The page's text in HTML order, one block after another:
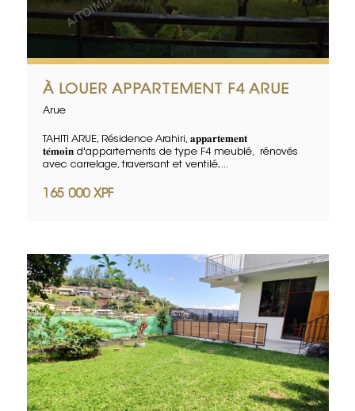
À LOUER APPARTEMENT F4 ARUE
Arue
TAHITI ARUE, Résidence Arahiri, 𝐚𝐩𝐩𝐚𝐫𝐭𝐞𝐦𝐞𝐧𝐭
𝐭𝐞́𝐦𝐨𝐢𝐧 d'appartements de type F4 meublé, rénovés
avec carrelage, traversant et ventilé,...
165 000 XPF